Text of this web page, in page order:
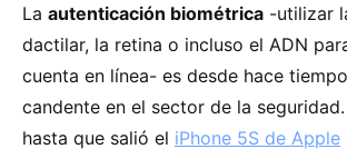
La autenticación biométrica -utilizar
dactilar, la retina o incluso el ADN
cuenta en línea- es desde hace
candente en el sector de la
hasta que salió el iPhone 5S de Apple